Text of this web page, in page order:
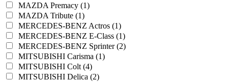
MAZDA Premacy (1)
MAZDA Tribute (1)
MERCEDES-BENZ Actros (1)
MERCEDES-BENZ E-Class (1)
MERCEDES-BENZ Sprinter (2)
MITSUBISHI Carisma (1)
MITSUBISHI Colt (4)
MITSUBISHI Delica (2)